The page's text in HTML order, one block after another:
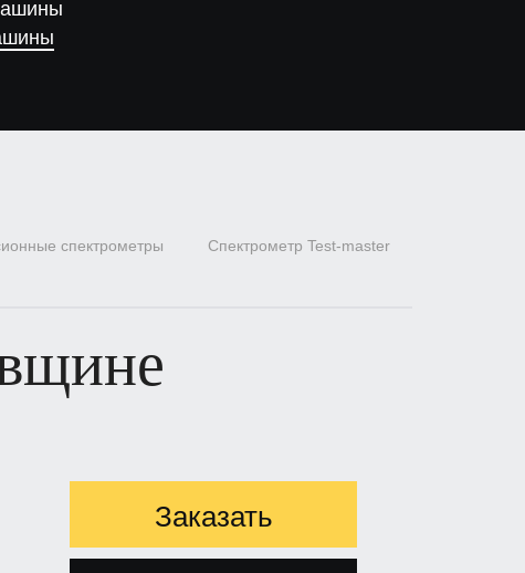
спектрометры Спектрометр Test-master
Заказать